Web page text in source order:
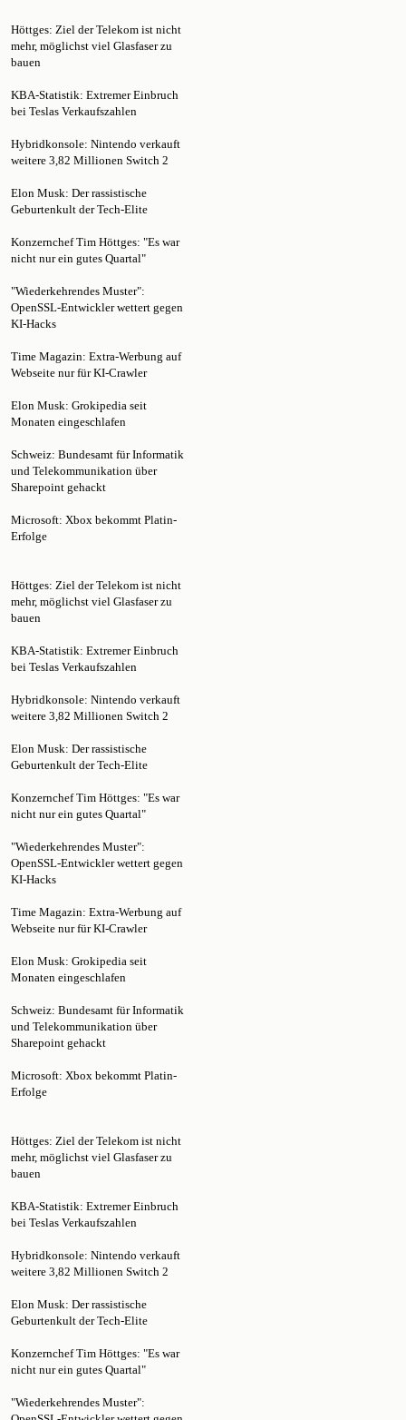
mehr, möglichst viel Glasfaser zu
bauen
bei Teslas Verkaufszahlen
weitere 3,82 Millionen Switch 2
Elon Musk: Der rassistische
Geburtenkult der Tech-Elite
nicht nur ein gutes Quartal"
"Wiederkehrendes Muster":
OpenSSL-Entwickler wettert gegen
KI-Hacks
Webseite nur für KI-Crawler
Monaten eingeschlafen
Schweiz: Bundesamt für Informatik
und Telekommunikation über
Sharepoint gehackt
Microsoft: Xbox bekommt Platin-
Erfolge
mehr, möglichst viel Glasfaser zu
bauen
bei Teslas Verkaufszahlen
weitere 3,82 Millionen Switch 2
Elon Musk: Der rassistische
Geburtenkult der Tech-Elite
nicht nur ein gutes Quartal"
"Wiederkehrendes Muster":
OpenSSL-Entwickler wettert gegen
KI-Hacks
Webseite nur für KI-Crawler
Monaten eingeschlafen
Schweiz: Bundesamt für Informatik
und Telekommunikation über
Sharepoint gehackt
Microsoft: Xbox bekommt Platin-
Erfolge
mehr, möglichst viel Glasfaser zu
bauen
bei Teslas Verkaufszahlen
weitere 3,82 Millionen Switch 2
Elon Musk: Der rassistische
Geburtenkult der Tech-Elite
nicht nur ein gutes Quartal"
"Wiederkehrendes Muster":
OpenSSL-Entwickler wettert gegen
KI-Hacks